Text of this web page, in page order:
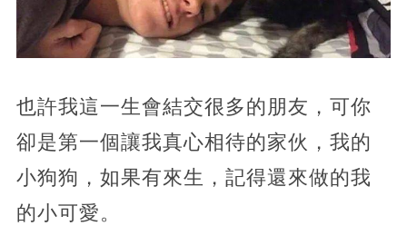
也許我這一生會結交很多的朋友，可你
卻是第一個讓我真心相待的家伙，我的
小狗狗，如果有來生，記得還來做的我
的小可愛。